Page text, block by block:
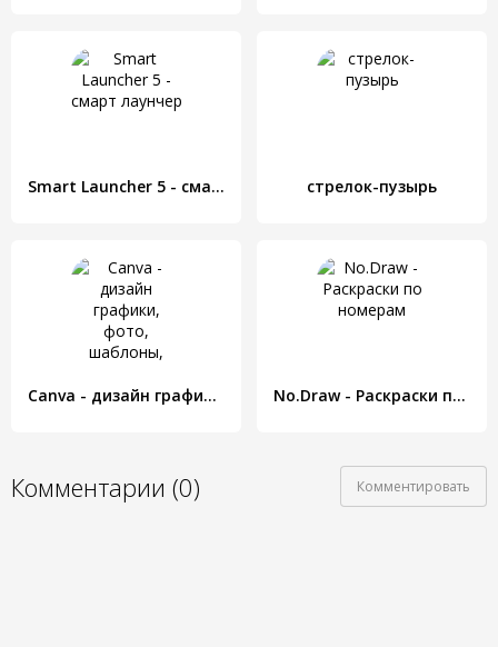
Smart Launcher 5 - смарт лаунчер стрелок-пузырь
Canva - дизайн графики, фото, шаблоны, логотипы No.Draw - Раскраски по номерам
Комментарии (0) Комментировать